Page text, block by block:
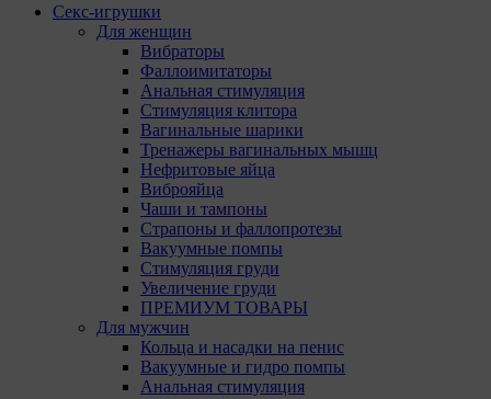
Секс-игрушки
Для женщин
Вибраторы
Фаллоимитаторы
Анальная стимуляция
Стимуляция клитора
Вагинальные шарики
Тренажеры вагинальных мышц
Нефритовые яйца
Виброяйца
Чаши и тампоны
Страпоны и фаллопротезы
Вакуумные помпы
Стимуляция груди
Увеличение груди
ПРЕМИУМ ТОВАРЫ
Для мужчин
Кольца и насадки на пенис
Вакуумные и гидро помпы
Анальная стимуляция